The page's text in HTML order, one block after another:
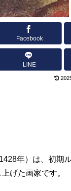
Facebook
LINE
年）は、初期
げた画家です。